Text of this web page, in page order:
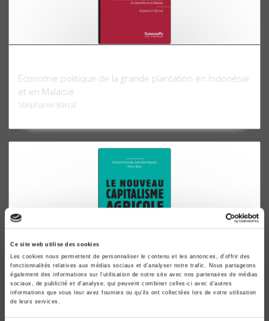
Ce site web utilise des cookies
Les cookies nous permettent de personnaliser le contenu et les annonces, d'offrir des
fonctionnalités relatives aux médias sociaux et d'analyser notre trafic. Nous partageons
également des informations sur l'utilisation de notre site avec nos partenaires de médias
sociaux, de publicité et d'analyse, qui peuvent combiner celles-ci avec d'autres
informations que vous leur avez fournies ou qu'ils ont collectées lors de votre utilisation
de leurs services.
Économie politique de la grande plantation en Indonésie
et en Malaisie
Stéphanie Barral
Le nouveau capitalisme agricole
De la ferme à la firme